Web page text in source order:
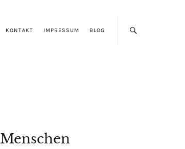
KONTAKT IMPRESSUM BLOG
Menschen